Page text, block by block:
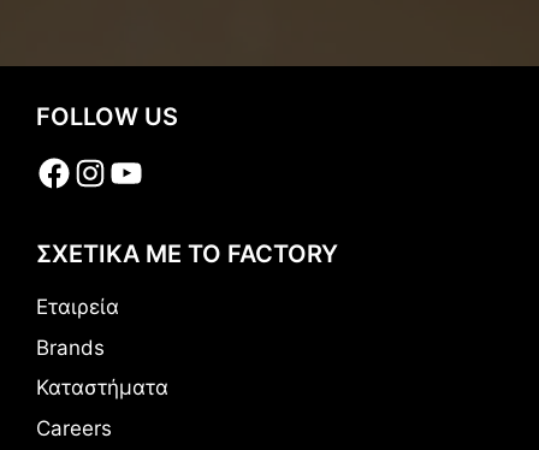
FOLLOW US
Facebook
Instagram
YouTube
ΣΧΕΤΙΚΑ ΜΕ ΤΟ FACTORY
Εταιρεία
Brands
Καταστήματα
Careers